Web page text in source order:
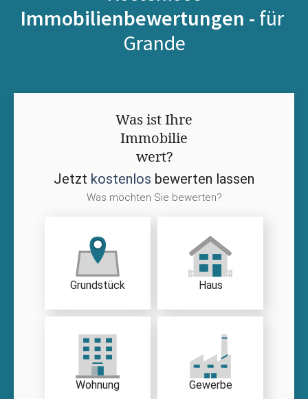
Immobilienbewertungen - für
Grande
Was ist Ihre
Immobilie
wert?
Jetzt kostenlos bewerten lassen
Was möchten Sie bewerten?
Grundstück Haus
Wohnung Gewerbe